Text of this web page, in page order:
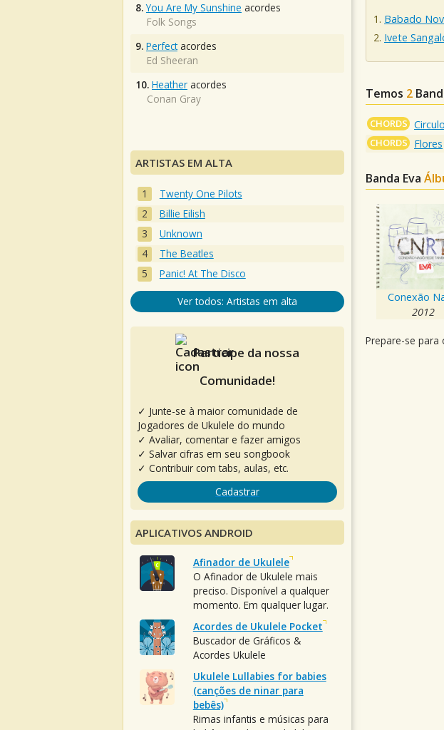
Babado
Ivete
Temos 2
CHORDS
CHORDS Flores
Banda Eva
Conexão
2012
Prepare-se para
8. You Are My Sunshine acordes
Folk Songs
9. Perfectacordes
Ed Sheeran
10. Heather acordes
Conan Gray
ARTISTAS EM ALTA
Twenty One Pilots
Billie Eilish
Unknown
The Beatles
Panic! At The Disco
Ver todos: Artistas em alta
Participe da nossa
Comunidade!
✓ Junte-se à maior comunidade de
Jogadores de Ukulele do mundo
✓ Avaliar, comentar e fazer amigos
✓ Salvar cifras em seu songbook
✓ Contribuir com tabs, aulas, etc.
Cadastrar
APLICATIVOS ANDROID
Afinador de Ukulele
O Afinador de Ukulele mais
preciso. Disponível a qualquer
momento. Em qualquer lugar.
Acordes de Ukulele Pocket
Buscador de Gráficos &
Acordes Ukulele
Ukulele Lullabies for babies
(canções de ninar para
bebês)
Rimas infantis e músicas para